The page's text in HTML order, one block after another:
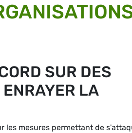
SUR DES
LA
les mesures permettant de